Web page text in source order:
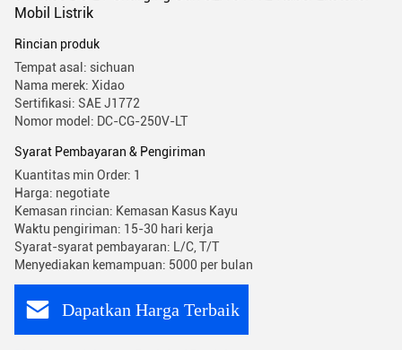
Mobil Listrik
Rincian produk
Tempat asal: sichuan
Nama merek: Xidao
Sertifikasi: SAE J1772
Nomor model: DC-CG-250V-LT
Syarat Pembayaran & Pengiriman
Kuantitas min Order: 1
Harga: negotiate
Kemasan rincian: Kemasan Kasus Kayu
Waktu pengiriman: 15-30 hari kerja
Syarat-syarat pembayaran: L/C, T/T
Menyediakan kemampuan: 5000 per bulan
Dapatkan Harga Terbaik